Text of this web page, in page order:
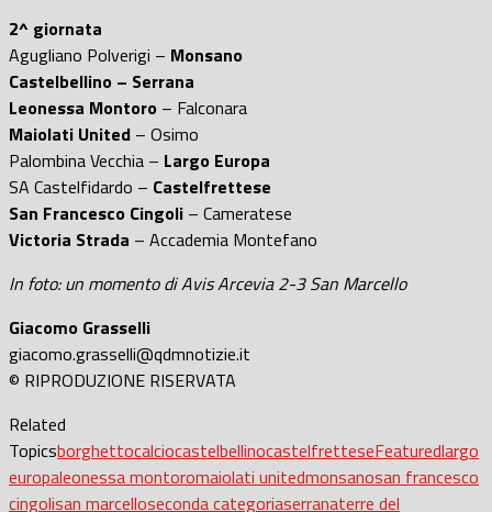
2^ giornata
Agugliano Polverigi – Monsano
Castelbellino – Serrana
Leonessa Montoro – Falconara
Maiolati United – Osimo
Palombina Vecchia – Largo Europa
SA Castelfidardo – Castelfrettese
San Francesco Cingoli – Cameratese
Victoria Strada – Accademia Montefano
In foto: un momento di Avis Arcevia 2-3 San Marcello
Giacomo Grasselli
giacomo.grasselli@qdmnotizie.it
© RIPRODUZIONE RISERVATA
Related
TopicsborghettocalciocastelbellinocastelfretteseFeaturedlargo
europaleonessa montoromaiolati unitedmonsanosan francesco
cingolisan marcelloseconda categoriaserranaterre del